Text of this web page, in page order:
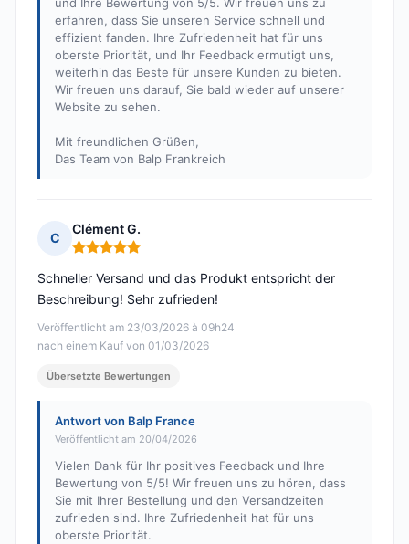
erfahren, dass Sie unseren Service schnell und
effizient fanden. Ihre Zufriedenheit hat für uns
oberste Priorität, und Ihr Feedback ermutigt uns,
weiterhin das Beste für unsere Kunden zu bieten.
Wir freuen uns darauf, Sie bald wieder auf unserer
Website zu sehen.
Mit freundlichen Grüßen,
Das Team von Balp Frankreich
C
Clément G.
Hinweis: 5 von 5
Veröffentlicht am 23/03/2026 à 09h24
nach einem Kauf von 01/03/2026
Schneller Versand und das Produkt entspricht der
Beschreibung! Sehr zufrieden!
Übersetzte Bewertungen
Antwort von Balp France
Veröffentlicht am 20/04/2026
Vielen Dank für Ihr positives Feedback und Ihre
Bewertung von 5/5! Wir freuen uns zu hören, dass
Sie mit Ihrer Bestellung und den Versandzeiten
zufrieden sind. Ihre Zufriedenheit hat für uns
oberste Priorität.